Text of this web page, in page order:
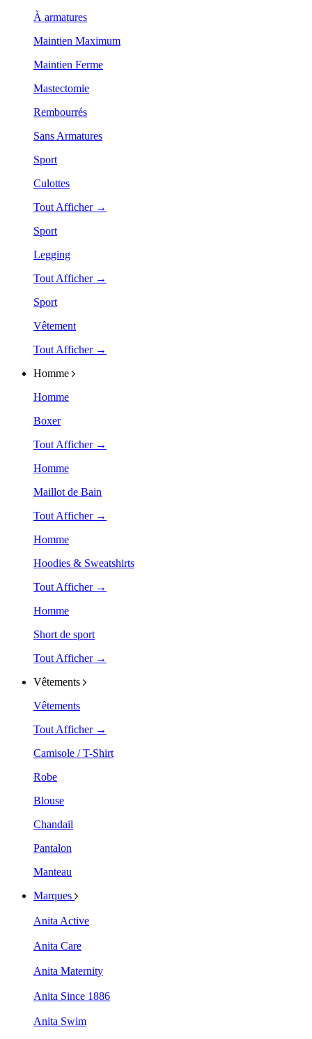
À armatures
Maintien Maximum
Maintien Ferme
Mastectomie
Rembourrés
Sans Armatures
Sport
Culottes
Tout Afficher →
Sport
Legging
Tout Afficher →
Sport
Vêtement
Tout Afficher →
Homme
Homme
Boxer
Tout Afficher →
Homme
Maillot de Bain
Tout Afficher →
Homme
Hoodies & Sweatshirts
Tout Afficher →
Homme
Short de sport
Tout Afficher →
Vêtements
Vêtements
Tout Afficher →
Camisole / T-Shirt
Robe
Blouse
Chandail
Pantalon
Manteau
Marques
Anita Active
Anita Care
Anita Maternity
Anita Since 1886
Anita Swim